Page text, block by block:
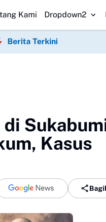
Bakti Sosial Bersihkan Pantai
Kami Dropdown2
Berita Terkini
Kasus